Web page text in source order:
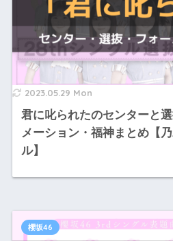
2023.05.29 Mon
君に叱られたのセンターと
メーション・福神まとめ【
ル】
櫻坂46